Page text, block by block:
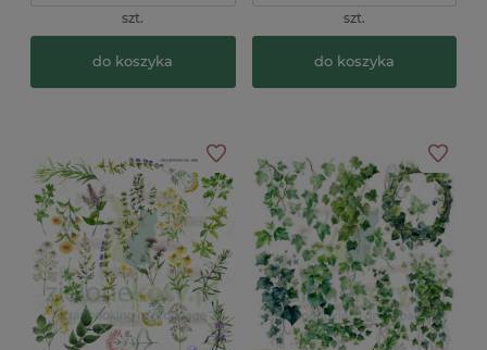
szt.
do koszyka
szt.
do koszyka